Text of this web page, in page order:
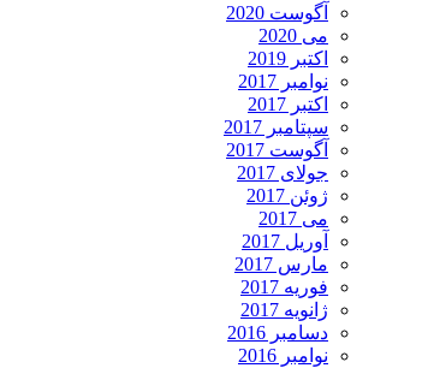
آگوست 2020
می 2020
اکتبر 2019
نوامبر 2017
اکتبر 2017
سپتامبر 2017
آگوست 2017
جولای 2017
ژوئن 2017
می 2017
آوریل 2017
مارس 2017
فوریه 2017
ژانویه 2017
دسامبر 2016
نوامبر 2016